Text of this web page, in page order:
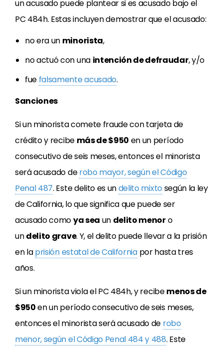
un acusado puede plantear si es acusado bajo el
PC 484h. Estas incluyen demostrar que el acusado:
no era un minorista,
no actuó con una intención de defraudar, y/o
fue falsamente acusado.
Sanciones
Si un minorista comete fraude con tarjeta de
crédito y recibe más de $950 en un período
consecutivo de seis meses, entonces el minorista
será acusado derobo mayor, según el Código
Penal 487. Este delito es undelito mixto según la ley
de California, lo que significa que puede ser
acusado comoya sea un delito menoro
undelito grave. Y, el delito puede llevar a la prisión
en laprisión estatal de Californiapor hasta tres
años.
Si un minorista viola el PC 484h, y recibemenos de
$950en un período consecutivo de seis meses,
entonces el minorista será acusado de robo
menor, según el Código Penal 484 y 488. Este